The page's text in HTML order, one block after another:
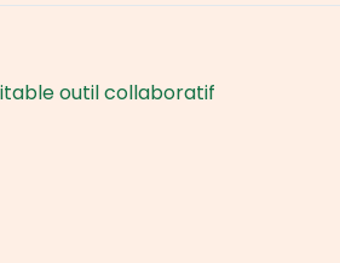
outil collaboratif